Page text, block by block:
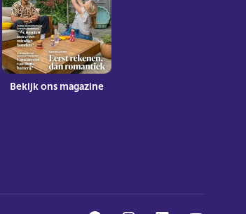
Bekijk ons magazine